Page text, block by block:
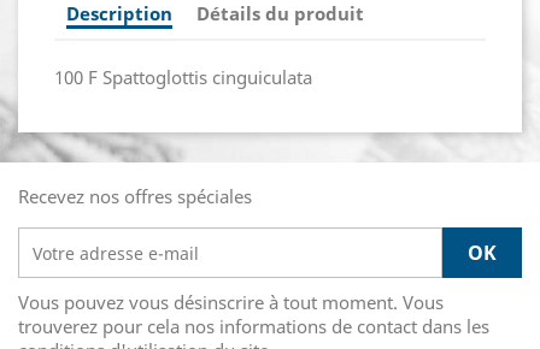
Description Détails du produit
100 F Spattoglottis cinguiculata
Recevez nos offres spéciales
Vous pouvez vous désinscrire à tout moment. Vous
trouverez pour cela nos informations de contact dans les